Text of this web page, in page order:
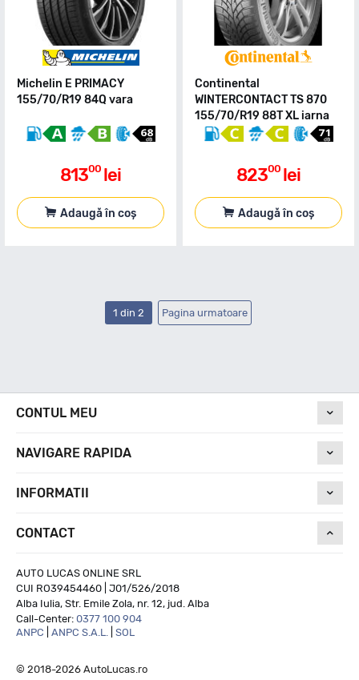
Michelin E PRIMACY
155/70/R19 84Q vara
81300 lei
Adaugă în coș
Continental
WINTERCONTACT TS 870
155/70/R19 88T XL iarna
82300 lei
Adaugă în coș
1 din 2 Pagina urmatoare
CONTUL MEU
NAVIGARE RAPIDA
INFORMATII
CONTACT
AUTO LUCAS ONLINE SRL
CUI RO39454460 | J01/526/2018
Alba Iulia, Str. Emile Zola, nr. 12, jud. Alba
Call-Center: 0377 100 904
ANPC
ANPC S.A.L. SOL
© 2018-2026 AutoLucas.ro